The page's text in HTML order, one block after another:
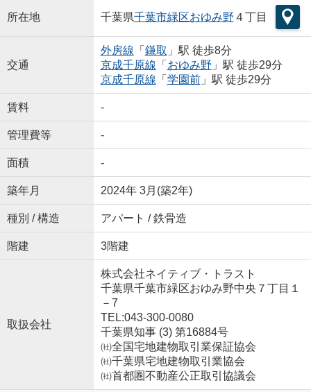
所在地 千葉県千葉市緑区おゆみ野 ４丁目
交通
外房線 「 鎌取 」駅 徒歩8分
京成千原線 「 おゆみ野 」駅 徒歩29分
京成千原線 「 学園前」駅 徒歩29分
賃料 -
管理費等 -
面積 -
築年月 2024年 3月(築2年)
種別 / 構造 アパート / 鉄骨造
階建 3階建
取扱会社
株式会社ネイティブ・トラスト
千葉県千葉市緑区おゆみ野中央７丁目１
－7
TEL:043-300-0080
千葉県知事 (3) 第16884号
㈳全国宅地建物取引業保証協会
㈳千葉県宅地建物取引業協会
㈳首都圏不動産公正取引協議会